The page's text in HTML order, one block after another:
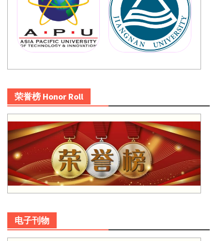
荣誉榜 Honor Roll
电子刊物